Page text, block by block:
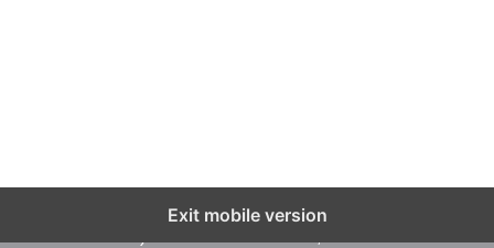
Exit mobile version
пользователей (cookie, данные об IP - адресе и